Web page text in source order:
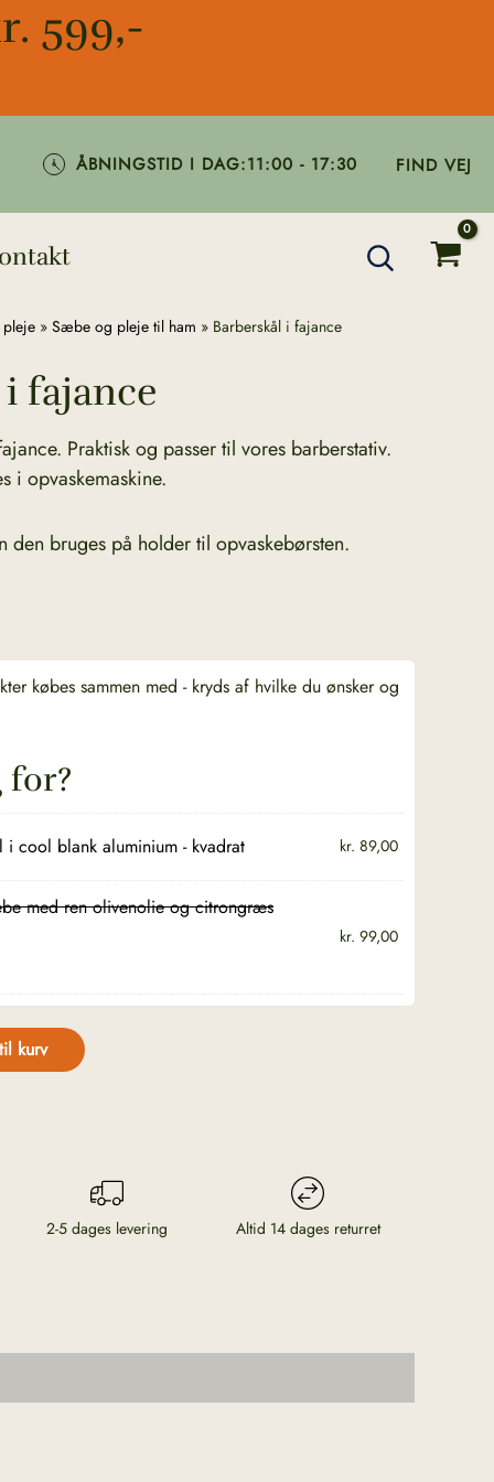
599,-
ÅBNINGSTID I DAG:11:00 - 17:30 FIND VEJ
» Sæbe og pleje til ham » Barberskål i fajance
fajance
Praktisk og passer til vores barberstativ.
i opvaskemaskine.
den bruges på holder til opvaskebørsten.
købes sammen med - kryds af hvilke du ønsker og
for?
i cool blank aluminium - kvadrat kr. 89,00
med ren olivenolie og citrongræs
kr. 99,00
kurv
2-5 dages levering Altid 14 dages returret